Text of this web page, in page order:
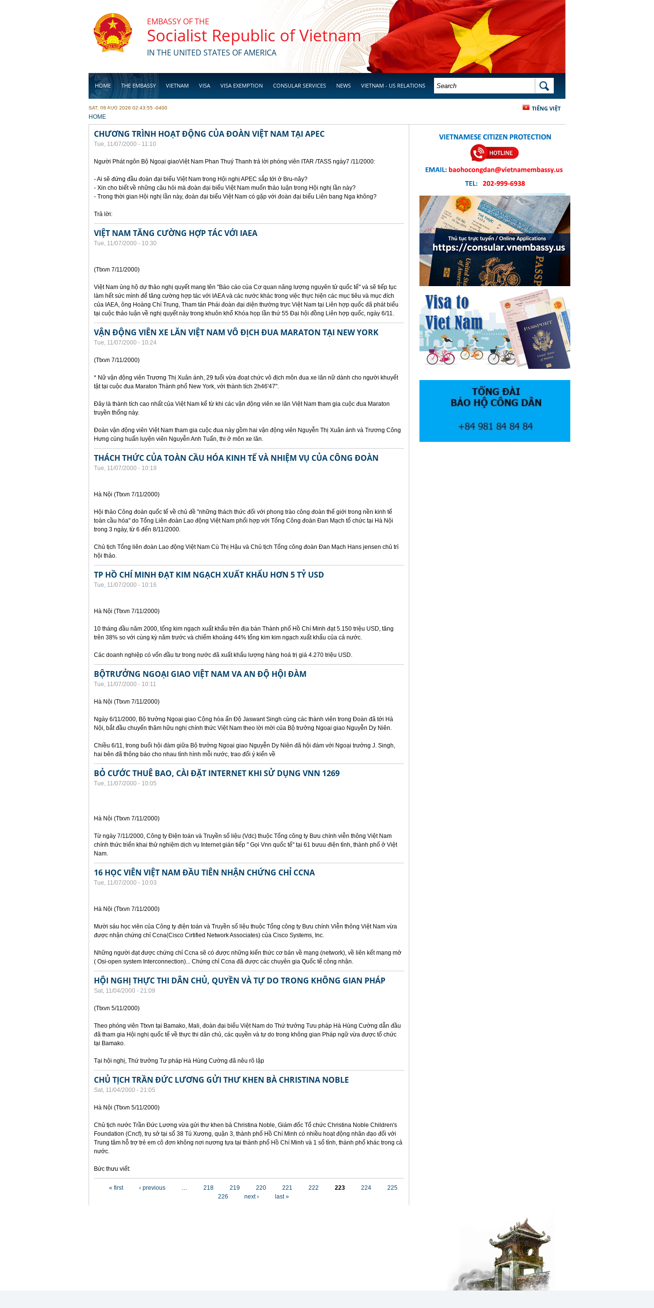
EMBASSY OF THE
Socialist Republic of Vietnam
IN THE UNITED STATES OF AMERICA
HOME THE EMBASSY VIETNAM VISA VISA EXEMPTION CONSULAR SERVICES NEWS VIETNAM - US RELATIONS
BUSINESS
SEARCH FORM SEARCH
TIẾNG VIỆT
SAT, 08 AUG 2026 02:43:55 -0400
YOU ARE HERE
HOME
CHƯƠNG TRÌNH HOẠT ĐỘNG CỦA ĐOÀN VIỆT NAM TẠI APEC
Tue, 11/07/2000 - 11:10
Người Phát ngôn Bộ Ngoại giaoViệt Nam Phan Thuý Thanh trả lời phóng viên ITAR /TASS ngày7 /11/2000:
- Ai sẽ đứng đầu đoàn đại biểu Việt Nam trong Hội nghị APEC sắp tới ở Bru-nây?
- Xin cho biết về những câu hỏi mà đoàn đại biểu Việt Nam muốn thảo luận trong Hội nghị lần này?
- Trong thời gian Hội nghị lần này, đoàn đại biểu Việt Nam có gặp với đoàn đại biểu Liên bang Nga không?
Trả lời:
VIỆT NAM TĂNG CƯỜNG HỢP TÁC VỚI IAEA
Tue, 11/07/2000 - 10:30
(Ttxvn 7/11/2000)
Việt Nam ủng hộ dự thảo nghị quyết mang tên "Báo cáo của Cơ quan năng lượng nguyên tử quốc tế" và sẽ tiếp tục
làm hết sức mình để tăng cường hợp tác với IAEA và các nước khác trong việc thực hiện các mục tiêu và mục đích
của IAEA, ông Hoàng Chí Trung, Tham tán Phái đoàn đại diện thường trực Việt Nam tại Liên hợp quốc đã phát biểu
tại cuộc thảo luận về nghị quyết này trong khuôn khổ Khóa họp lần thứ 55 Đại hội đồng Liên hợp quốc, ngày 6/11.
VẬN ĐỘNG VIÊN XE LĂN VIỆT NAM VÔ ĐỊCH ĐUA MARATON TẠI NEW YORK
Tue, 11/07/2000 - 10:24
(Ttxvn 7/11/2000)
* Nữ vận động viên Trương Thị Xuân ánh, 29 tuổi vừa đoạt chức vô địch môn đua xe lăn nữ dành cho người khuyết
tật tại cuộc đua Maraton Thành phố New York, với thành tích 2h46'47".
Đây là thành tích cao nhất của Việt Nam kể từ khi các vận động viên xe lăn Việt Nam tham gia cuộc đua Maraton
truyền thống này.
Đoàn vận động viên Việt Nam tham gia cuộc đua này gồm hai vận động viên Nguyễn Thị Xuân ánh và Trương Công
Hưng cùng huấn luyện viên Nguyễn Anh Tuấn, thi ở môn xe lăn.
THÁCH THỨC CỦA TOÀN CẦU HÓA KINH TẾ VÀ NHIỆM VỤ CỦA CÔNG ĐOÀN
Tue, 11/07/2000 - 10:19
Hà Nội (Ttxvn 7/11/2000)
Hội thảo Công đoàn quốc tế về chủ đề "những thách thức đối với phong trào công đoàn thế giới trong nền kinh tế
toàn cầu hóa" do Tổng Liên đoàn Lao động Việt Nam phối hợp với Tổng Công đoàn Đan Mạch tổ chức tại Hà Nội
trong 3 ngày, từ 6 đến 8/11/2000.
Chủ tịch Tổng liên đoàn Lao động Việt Nam Cù Thị Hậu và Chủ tịch Tổng công đoàn Đan Mạch Hans jensen chủ trì
hội thảo.
TP HỒ CHÍ MINH ĐẠT KIM NGẠCH XUẤT KHẨU HƠN 5 TỶ USD
Tue, 11/07/2000 - 10:16
Hà Nội (Ttxvn 7/11/2000)
10 tháng đầu năm 2000, tổng kim ngạch xuất khẩu trên địa bàn Thành phố Hồ Chí Minh đạt 5.150 triệu USD, tăng
trên 38% so với cùng kỳ năm trước và chiếm khoảng 44% tổng kim kim ngạch xuất khẩu của cả nước.
Các doanh nghiệp có vốn đầu tư trong nước đã xuất khẩu lượng hàng hoá trị giá 4.270 triệu USD.
BỘTRƯỞNG NGOẠI GIAO VIỆT NAM VA AN ĐỘ HỘI ĐÀM
Tue, 11/07/2000 - 10:11
Hà Nội (Ttxvn 7/11/2000)
Ngày 6/11/2000, Bộ trưởng Ngoại giao Cộng hòa ấn Độ Jaswant Singh cùng các thành viên trong Đoàn đã tới Hà
Nội, bắt đầu chuyến thăm hữu nghị chính thức Việt Nam theo lời mời của Bộ trưởng Ngoại giao Nguyễn Dy Niên.
Chiều 6/11, trong buổi hội đàm giữa Bộ trưởng Ngoại giao Nguyễn Dy Niên đã hội đàm với Ngoại trưởng J. Singh,
hai bên đã thông báo cho nhau tình hình mỗi nước, trao đổi ý kiến về
BỎ CƯỚC THUÊ BAO, CÀI ĐẶT INTERNET KHI SỬ DỤNG VNN 1269
Tue, 11/07/2000 - 10:05
Hà Nội (Ttxvn 7/11/2000)
Từ ngày 7/11/2000, Công ty Điện toán và Truyền số liệu (Vdc) thuộc Tổng công ty Bưu chính viễn thông Việt Nam
chính thức triển khai thử nghiệm dịch vụ Internet gián tiếp " Gọi Vnn quốc tế" tại 61 bưuu điện tỉnh, thành phố ở Việt
Nam.
16 HỌC VIÊN VIỆT NAM ĐẦU TIÊN NHẬN CHỨNG CHỈ CCNA
Tue, 11/07/2000 - 10:03
Hà Nội (Ttxvn 7/11/2000)
Mười sáu học viên của Công ty điện toán và Truyền số liệu thuộc Tổng công ty Bưu chính Viễn thông Việt Nam vừa
được nhận chứng chỉ Ccna(Cisco Cirtified Network Associates) của Cisco Systems, Inc.
Những người đạt được chứng chỉ Ccna sẽ có được những kiến thức cơ bản về mạng (network), về liên kết mạng mở
( Osi-open system Interconnection)... Chứng chỉ Ccna đã được các chuyên gia Quốc tế công nhận.
HỘI NGHỊ THỰC THI DÂN CHỦ, QUYỀN VÀ TỰ DO TRONG KHÔNG GIAN PHÁP
Sat, 11/04/2000 - 21:09
(Ttxvn 5/11/2000)
Theo phóng viên Ttxvn tại Bamako, Mali, đoàn đại biểu Việt Nam do Thứ trưởng Tưu pháp Hà Hùng Cường dẫn đầu
đã tham gia Hội nghị quốc tế về thực thi dân chủ, các quyền và tự do trong không gian Pháp ngữ vừa được tổ chức
tại Bamako.
Tại hội nghị, Thứ trưởng Tư pháp Hà Hùng Cường đã nêu rõ lập
CHỦ TỊCH TRẦN ĐỨC LƯƠNG GỬI THƯ KHEN BÀ CHRISTINA NOBLE
Sat, 11/04/2000 - 21:05
Hà Nội (Ttxvn 5/11/2000)
Chủ tịch nước Trần Đức Lương vừa gửi thư khen bà Christina Noble, Giám đốc Tổ chức Christina Noble Children's
Foundation (Cncf), trụ sở tại số 38 Tú Xương, quận 3, thành phố Hồ Chí Minh có nhiều hoạt động nhân đạo đối với
Trung tâm hỗ trợ trẻ em cô đơn không nơi nương tựa tại thành phố Hồ Chí Minh và 1 số tỉnh, thành phố khác trong cả
nước.
Bức thưu viết:
« first ‹ previous … 218 219 220 221 222 223 224
225
226
next › last »